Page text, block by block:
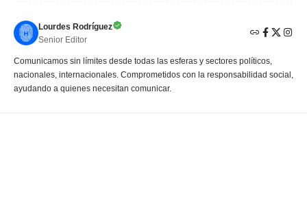
Lourdes Rodríguez
Senior Editor
Comunicamos sin límites desde todas las esferas y sectores políticos,
nacionales, internacionales. Comprometidos con la responsabilidad social,
ayudando a quienes necesitan comunicar.